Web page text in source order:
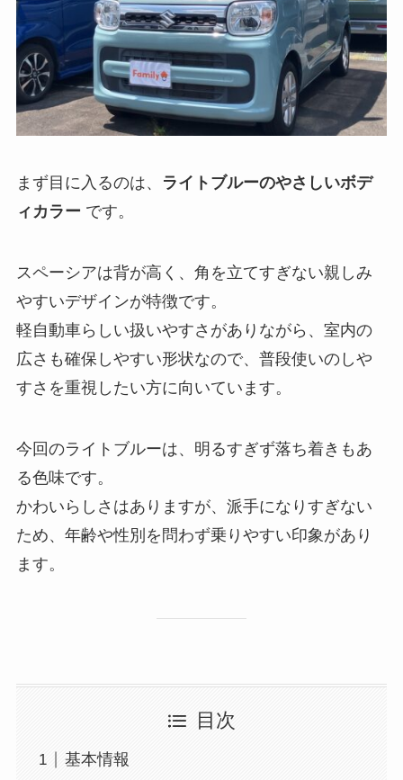
まず目に入るのは、
ライトブルーのやさしいボデ
ィカラー です。
スペーシアは背が高く、角を立てすぎない親しみ
やすいデザインが特徴です。
軽自動車らしい扱いやすさがありながら、室内の
広さも確保しやすい形状なので、普段使いのしや
すさを重視したい方に向いています。
今回のライトブルーは、明るすぎず落ち着きもあ
る色味です。
かわいらしさはありますが、派手になりすぎない
ため、年齢や性別を問わず乗りやすい印象があり
ます。
目次
基本情報